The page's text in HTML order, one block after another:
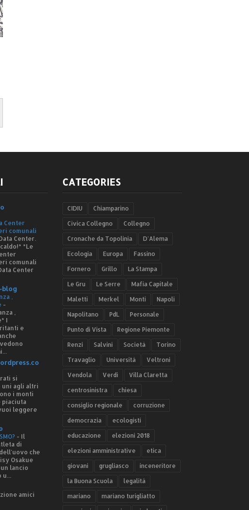
Center
comunali
Center.
*Le
comunali
Center
blog
,
-
,
I
e
si
agli altri
i monti
piaciuta
leggere
- Il
di
che
Osakue
lancio
u...
amici
CATEGORIES
CIDIU Chiamparino
Civica Collegno Collegno
Cronache da Topolinia D'Alema
Ecologia Europa Fassino
Fornero Grillo La Stampa
Le Gru Le Serre Mafia Capitale
Maletti Merkel Monti Napoli
Napolitano PdL Personale
Punto di Vista Regione Piemonte
Renzi Salvini Società Torino
Travaglio Università Veltroni
Vendola Verdi Villa Claretta
centrosinistra chiesa
consiglio regionale corruzione
democrazia ecologisti
educazione elezioni 2018
elezioni amministrative etica
giovani grugliasco inceneritore
la Buona Scuola legalità
mariano mariano turigliatto